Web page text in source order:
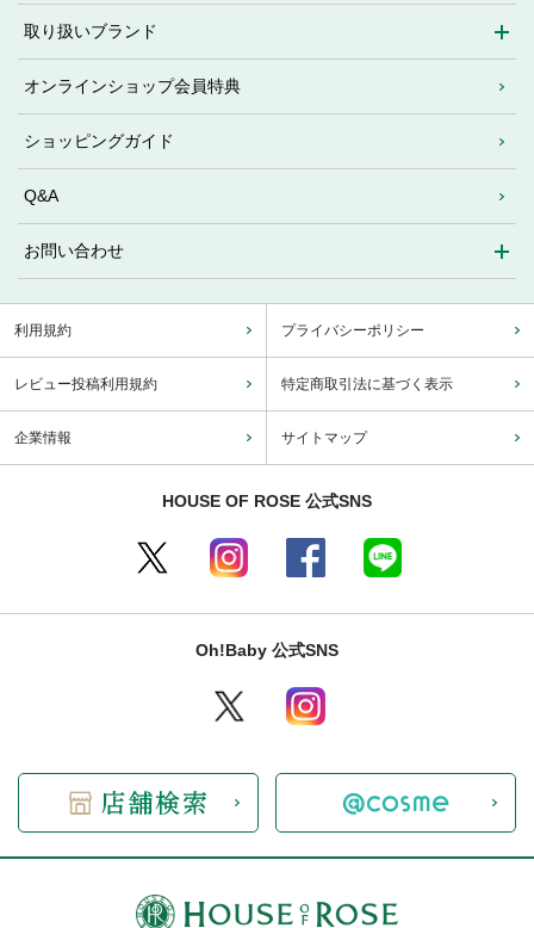
取り扱いブランド
オンラインショップ会員特典
ショッピングガイド
Q&A
お問い合わせ
利用規約 プライバシーポリシー
レビュー投稿利用規約 特定商取引法に基づく表示
企業情報 サイトマップ
HOUSE OF ROSE 公式SNS
Oh!Baby 公式SNS